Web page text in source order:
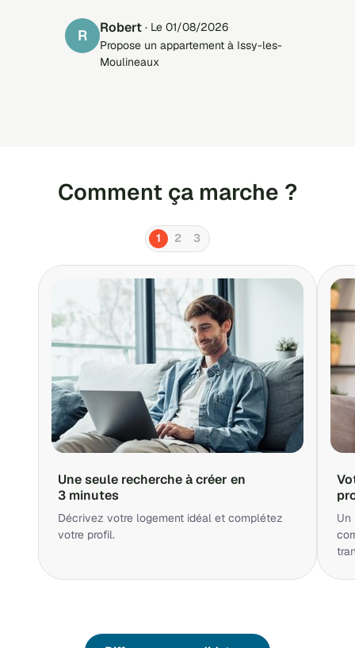
l'appartement à louer Le problème,
c'est plutôt les candidats qui
s'inscrivent sur LOCSERVICES et qui
R Robert · Le 01/08/2026
Propose un appartement à Issy-les-
Moulineaux
Comment ça marche ?
1 2 3
Une seule recherche à créer en
3 minutes
Décrivez votre logement idéal et complétez
votre profil.
Un